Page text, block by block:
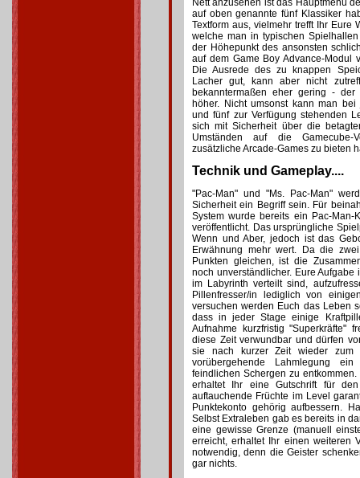
Nett anzusehen ist das Hauptmenü
auf oben genannte fünf Klassiker
Textform aus, vielmehr trefft Ihr Eure
welche man in typischen
der Höhepunkt des ansonsten
auf dem Game Boy Advance-Modul
Die Ausrede des zu knappen
Lacher gut, kann aber nicht
bekanntermaßen eher gering - der
höher. Nicht umsonst kann man
und fünf zur Verfügung stehenden
sich mit Sicherheit über die
Umständen auf die
zusätzliche Arcade-Games zu bieten
Technik und Gameplay....
"Pac-Man" und "Ms. Pac-Man"
Sicherheit ein Begriff sein. Für
System wurde bereits ein Pac-
veröffentlicht. Das ursprüngliche
Wenn und Aber, jedoch ist das
Erwähnung mehr wert. Da die
Punkten gleichen, ist die
noch unverständlicher. Eure
im Labyrinth verteilt sind,
Pillenfresser/in lediglich von
versuchen werden Euch das Leben
dass in jeder Stage einige
Aufnahme kurzfristig "Superkräfte"
diese Zeit verwundbar und dürfen
sie nach kurzer Zeit wieder zum
vorübergehende Lahmlegung
feindlichen Schergen zu
erhaltet Ihr eine Gutschrift für
auftauchende Früchte im Level
Punktekonto gehörig aufbessern.
Selbst Extraleben gab es bereits in
eine gewisse Grenze (manuell
erreicht, erhaltet Ihr einen weiteren
notwendig, denn die Geister
gar nichts.